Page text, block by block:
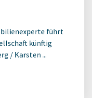
führt
künftig
/ Karsten ...